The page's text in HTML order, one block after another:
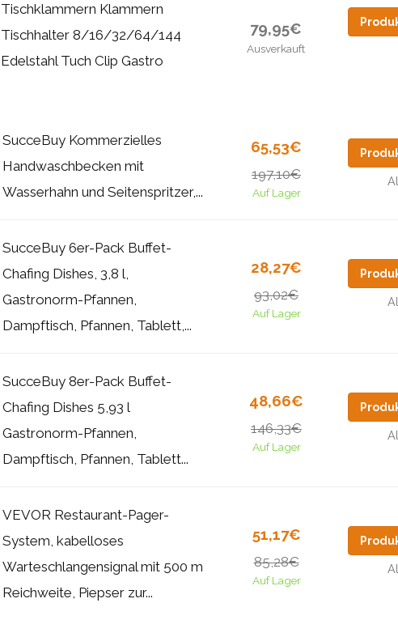
Tischklammern Klammern
Tischhalter 8/16/32/64/144
Edelstahl Tuch Clip Gastro
79,95€
Ausverkauft
SucceBuy Kommerzielles
Handwaschbecken mit
Wasserhahn und Seitenspritzer,...
65,53€
197,10€
Auf Lager
SucceBuy 6er-Pack Buffet-
Chafing Dishes, 3,8 l,
Gastronorm-Pfannen,
Dampftisch, Pfannen, Tablett,...
28,27€
93,02€
Auf Lager
SucceBuy 8er-Pack Buffet-
Chafing Dishes 5,93 l
Gastronorm-Pfannen,
Dampftisch, Pfannen, Tablett...
48,66€
146,33€
Auf Lager
VEVOR Restaurant-Pager-
System, kabelloses
Warteschlangensignal mit 500 m
Reichweite, Piepser zur...
51,17€
85,28€
Auf Lager